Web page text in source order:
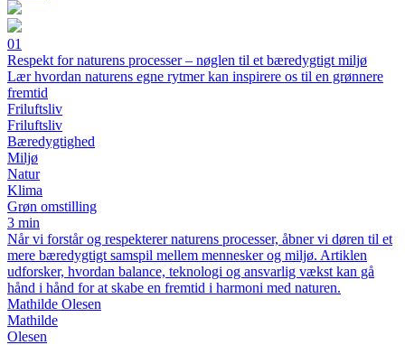
01
Respekt for naturens processer – nøglen til et bæredygtigt miljø
Lær hvordan naturens egne rytmer kan inspirere os til en grønnere
fremtid
Friluftsliv
Friluftsliv
Bæredygtighed
Miljø
Natur
Klima
Grøn omstilling
3 min
Når vi forstår og respekterer naturens processer, åbner vi døren til et
mere bæredygtigt samspil mellem mennesker og miljø. Artiklen
udforsker, hvordan balance, teknologi og ansvarlig vækst kan gå
hånd i hånd for at skabe en fremtid i harmoni med naturen.
Mathilde Olesen
Mathilde
Olesen